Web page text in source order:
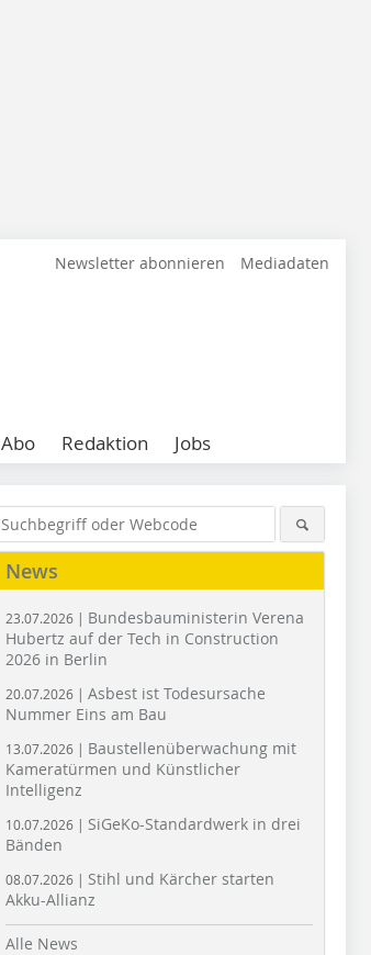
Newsletter abonnieren Mediadaten
Abo Redaktion Jobs
News
23.07.2026 | Bundesbauministerin Verena
Hubertz auf der Tech in Construction
2026 in Berlin
20.07.2026 | Asbest ist Todesursache
Nummer Eins am Bau
13.07.2026 | Baustellenüberwachung mit
Kameratürmen und Künstlicher
Intelligenz
10.07.2026 | SiGeKo-Standardwerk in drei
Bänden
08.07.2026 | Stihl und Kärcher starten
Akku-Allianz
Alle News